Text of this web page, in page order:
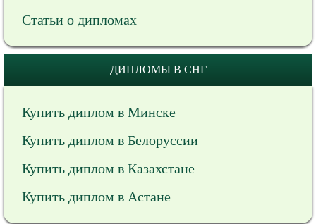
Статьи о дипломах
ДИПЛОМЫ В СНГ
Купить диплом в Минске
Купить диплом в Белоруссии
Купить диплом в Казахстане
Купить диплом в Астане